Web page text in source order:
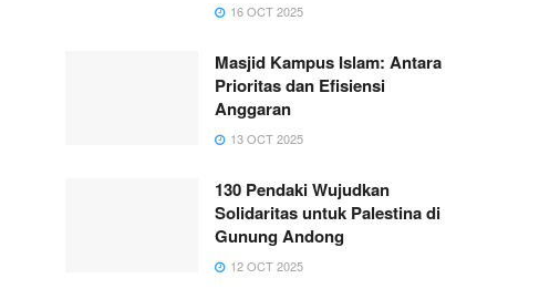
16 OCT 2025
Masjid Kampus Islam: Antara
Prioritas dan Efisiensi
Anggaran
13 OCT 2025
130 Pendaki Wujudkan
Solidaritas untuk Palestina di
Gunung Andong
12 OCT 2025